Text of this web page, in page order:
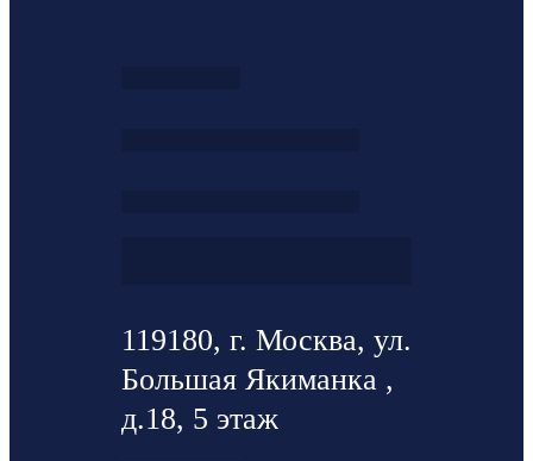
119180, г. Москва, ул.
Большая Якиманка ,
д.18, 5 этаж